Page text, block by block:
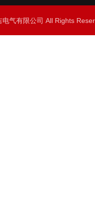
电气有限公司 All Rights